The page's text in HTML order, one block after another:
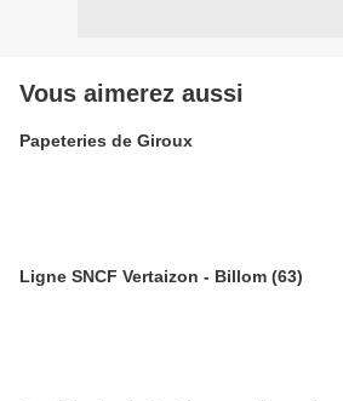
Vous aimerez aussi
Papeteries de Giroux
Ligne SNCF Vertaizon - Billom (63)